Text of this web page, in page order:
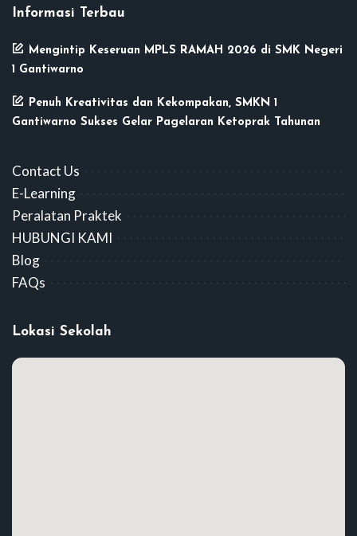
Informasi Terbau
Mengintip Keseruan MPLS RAMAH 2026 di SMK Negeri
1 Gantiwarno
Penuh Kreativitas dan Kekompakan, SMKN 1
Gantiwarno Sukses Gelar Pagelaran Ketoprak Tahunan
Contact Us
E-Learning
Peralatan Praktek
HUBUNGI KAMI
Blog
FAQs
Lokasi Sekolah